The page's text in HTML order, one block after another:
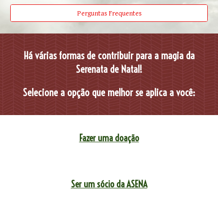
Perguntas Frequentes
Há várias formas de contribuir para a magia da
Serenata de Natal!
Selecione a opção que melhor se aplica a você:
Fazer uma doação
Ser um sócio da ASENA